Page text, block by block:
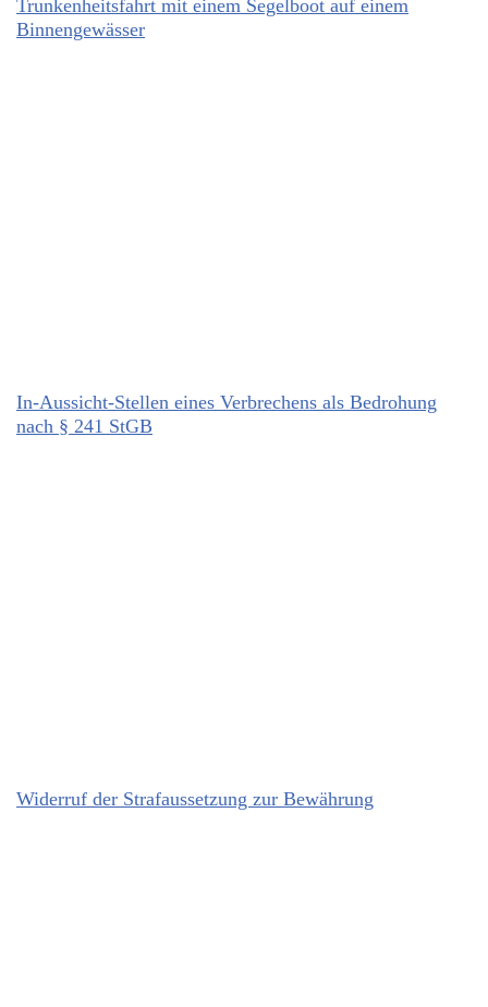
Trunkenheitsfahrt mit einem Segelboot auf einem
Binnengewässer
In-Aussicht-Stellen eines Verbrechens als Bedrohung
nach § 241 StGB
Widerruf der Strafaussetzung zur Bewährung